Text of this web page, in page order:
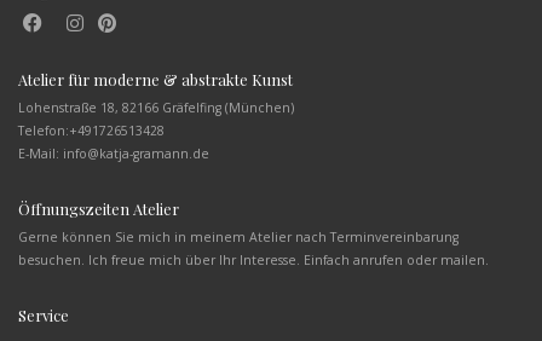
Atelier für moderne & abstrakte Kunst
Lohenstraße 18, 82166 Gräfelfing (München)
Telefon:+491726513428
E-Mail: info@katja-gramann.de
Öffnungszeiten Atelier
Gerne können Sie mich in meinem Atelier nach Terminvereinbarung
besuchen. Ich freue mich über Ihr Interesse. Einfach anrufen oder mailen.
Service